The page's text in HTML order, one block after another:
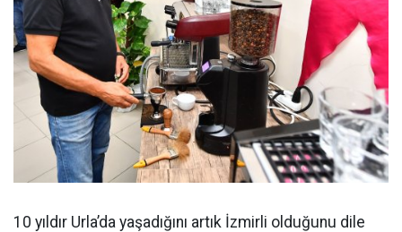
10 yıldır Urla’da yaşadığını artık İzmirli olduğunu dile